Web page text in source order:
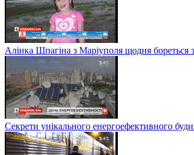
Алінка Шпагіна з Маріуполя щодня бореться
Секрети унікального енергоефективного